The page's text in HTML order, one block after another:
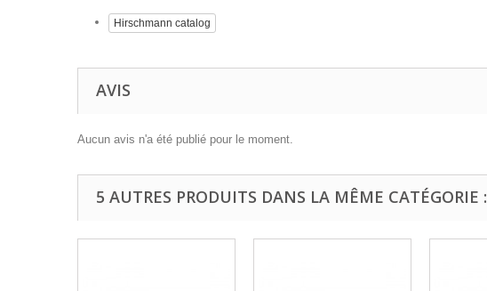
Hirschmann catalog
AVIS
Aucun avis n'a été publié pour le moment.
5 AUTRES PRODUITS DANS LA MÊME CATÉGORIE :